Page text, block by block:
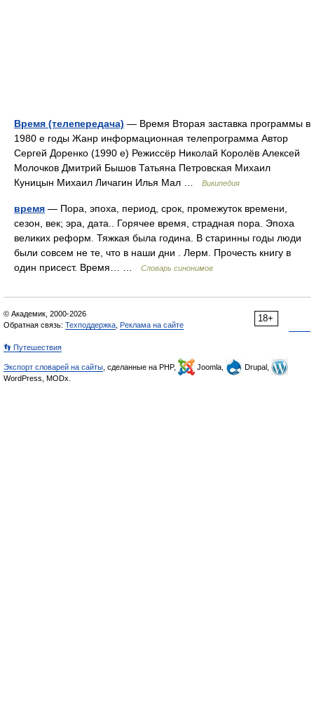
Время (телепередача) — Время Вторая заставка программы в
1980 е годы Жанр информационная телепрограмма Автор
Сергей Доренко (1990 е) Режиссёр Николай Королёв Алексей
Молочков Дмитрий Бышов Татьяна Петровская Михаил
Куницын Михаил Личагин Илья Мал …
Википедия
время — Пора, эпоха, период, срок, промежуток времени,
сезон, век; эра, дата.. Горячее время, страдная пора. Эпоха
великих реформ. Тяжкая была година. В старинны годы люди
были совсем не те, что в наши дни . Лерм. Прочесть книгу в
один присест. Время… …
Словарь синонимов
18+
© Академик, 2000-2026
Обратная связь: Техподдержка Реклама на сайте
👣 Путешествия
Экспорт словарей на сайты , сделанные на PHP, Joomla,
Drupal,
WordPress, MODx.